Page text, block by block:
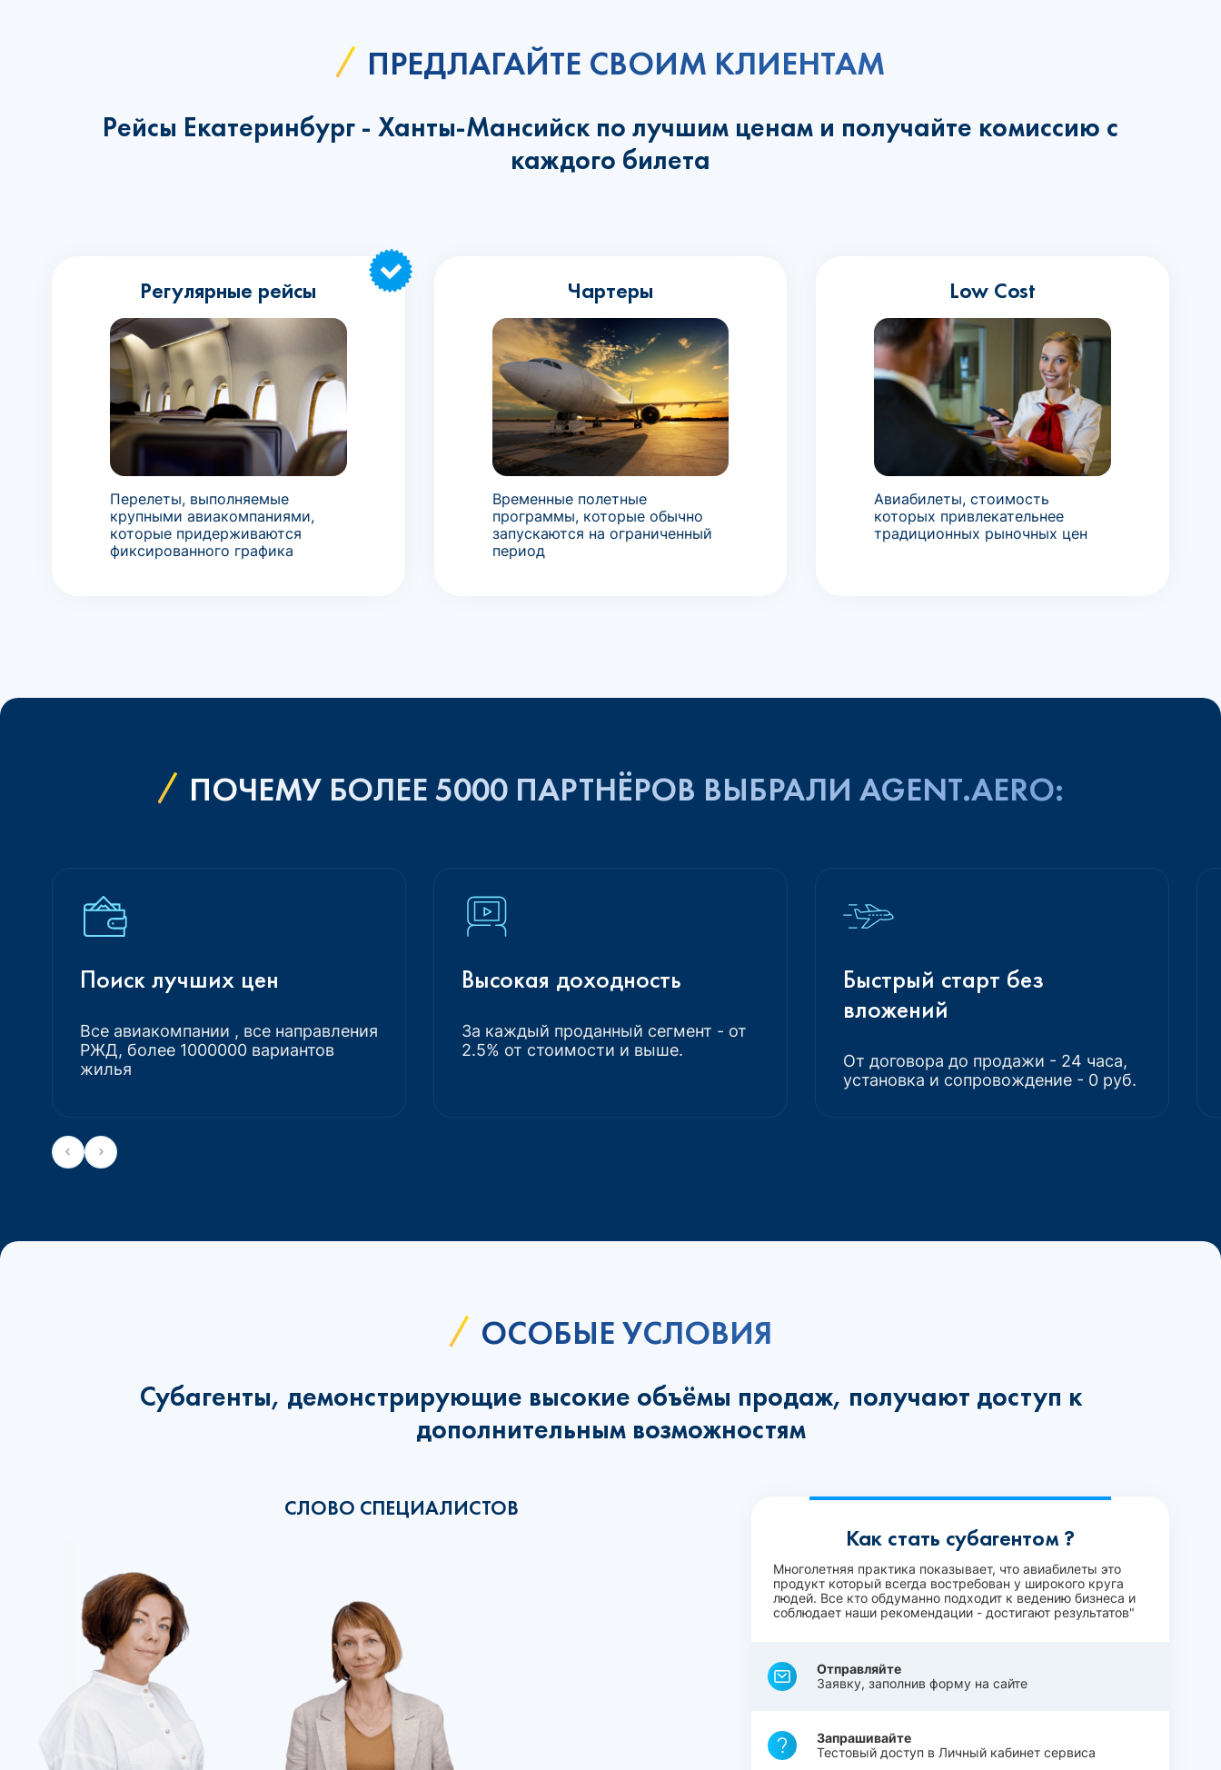
ПРЕДЛАГАЙТЕ СВОИМ КЛИЕНТАМ
Рейсы Екатеринбург - Ханты-Мансийск по лучшим ценам и получайте комиссию с
каждого билета
Регулярные рейсы
Перелеты, выполняемые
крупными авиакомпаниями,
которые придерживаются
фиксированного графика
Чартеры
Временные полетные
программы, которые обычно
запускаются на ограниченный
период
Low Cost
Авиабилеты, стоимость
которых привлекательнее
традиционных рыночных цен
ПОЧЕМУ БОЛЕЕ 5000 ПАРТНЁРОВ ВЫБРАЛИ AGENT.AERO:
Поиск лучших цен
Все авиакомпании , все направления
РЖД, более 1000000 вариантов
жилья
Высокая доходность
За каждый проданный сегмент - от
2.5% от стоимости и выше.
Быстрый старт без
вложений
От договора до продажи - 24 часа,
установка и сопровождение - 0 руб.
ОСОБЫЕ УСЛОВИЯ
Субагенты, демонстрирующие высокие объёмы продаж, получают доступ к
дополнительным возможностям
СЛОВО СПЕЦИАЛИСТОВ
Как стать субагентом ?
Многолетняя практика показывает, что авиабилеты это
продукт который всегда востребован у широкого круга
людей. Все кто обдуманно подходит к ведению бизнеса и
соблюдает наши рекомендации - достигают результатов"
Отправляйте
Заявку, заполнив форму на сайте
Запрашивайте
Тестовый доступ в Личный кабинет сервиса